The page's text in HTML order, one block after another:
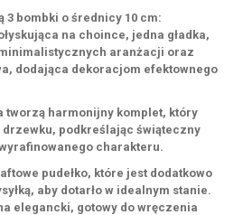
3 bombki o średnicy 10 cm:
na choince, jedna gładka,
aranżacji oraz
dodająca dekoracjom efektownego
tworzą harmonijny komplet, który
podkreślając świąteczny
charakteru.
pudełko, które jest dodatkowo
aby dotarło w idealnym stanie.
elegancki, gotowy do wręczenia